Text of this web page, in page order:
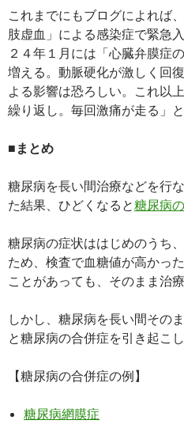
これまでにもブログによれば
肢虚血」による感染症で緊急
２４年１月には「心臓弁膜
増える。動脈硬化が激しく回
よる影響は恐ろしい。これ以
繰り返し。毎回激痛が走る」
■まとめ
糖尿病を長い間治療などを行
た結果、ひどくなると糖尿病
糖尿病の症状ははじめのうち
ため、検査で血糖値が高かっ
ことがあっても、そのまま治
しかし、糖尿病を長い間その
と糖尿病の合併症を引き起こし
【糖尿病の合併症の例】
糖尿病網膜症